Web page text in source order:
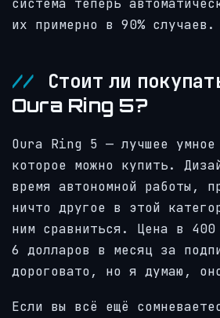
система теперь
их примерно в 90% случаев.
Стоит ли
Oura Ring 5?
Oura Ring 5 — лучшее умное
которое можно купить.
время автономной работы,
ничто другое в этой
ним сравниться. Цена в 400
6 долларов в месяц за
дороговато, но я думаю,
Если вы всё ещё